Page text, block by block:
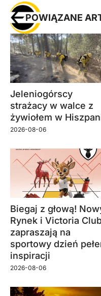
POWIĄZANE
Jeleniogórscy
strażacy w walce z
żywiołem w
2026-08-06
Biegaj z głową!
Rynek i Victoria
zapraszają na
sportowy dzień
inspiracji
2026-08-06